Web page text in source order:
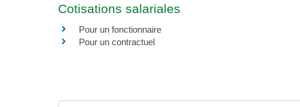
Cotisations salariales
Pour un fonctionnaire
Pour un contractuel